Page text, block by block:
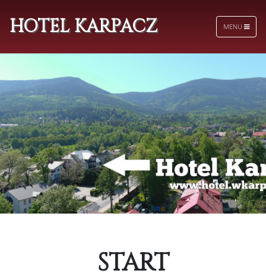
HOTEL KARPACZ MENU
START